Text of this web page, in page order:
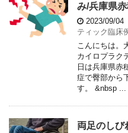
み/兵庫県
2023/09/04
ティック臨床
こんにちは。
カイロプラク
日は兵庫県赤
症で臀部から
す。 &nbsp ...
両足のしび